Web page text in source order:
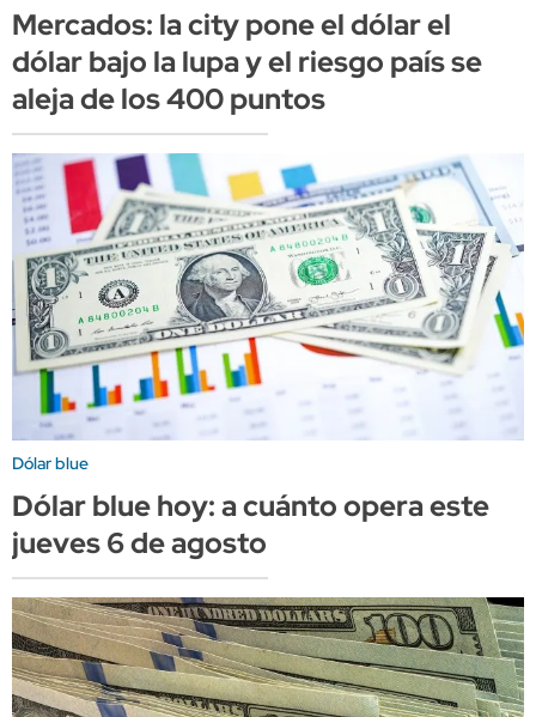
Mercados: la city pone el dólar el
dólar bajo la lupa y el riesgo país se
aleja de los 400 puntos
Dólar blue
Dólar blue hoy: a cuánto opera este
jueves 6 de agosto